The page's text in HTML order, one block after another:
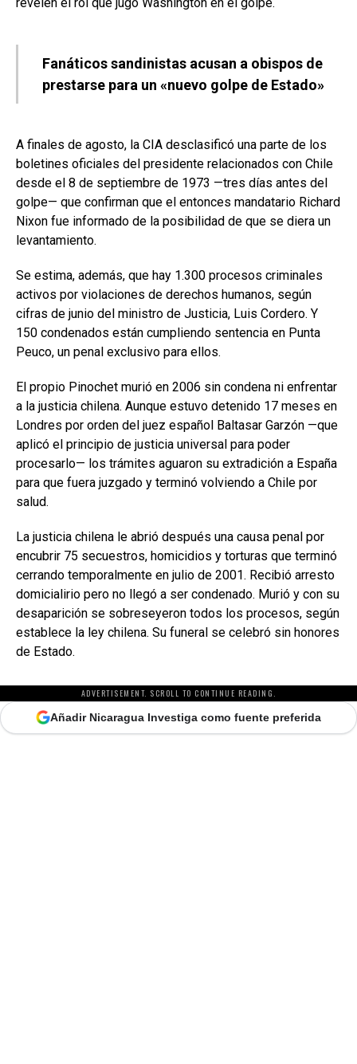
Fanáticos sandinistas acusan a obispos de
prestarse para un «nuevo golpe de Estado»
A finales de agosto, la CIA desclasificó una parte de los
boletines oficiales del presidente relacionados con Chile
desde el 8 de septiembre de 1973 —tres días antes del
golpe— que confirman que el entonces mandatario Richard
Nixon fue informado de la posibilidad de que se diera un
levantamiento.
Se estima, además, que hay 1.300 procesos criminales
activos por violaciones de derechos humanos, según
cifras de junio del ministro de Justicia, Luis Cordero. Y
150 condenados están cumpliendo sentencia en Punta
Peuco, un penal exclusivo para ellos.
El propio Pinochet murió en 2006 sin condena ni enfrentar
a la justicia chilena. Aunque estuvo detenido 17 meses en
Londres por orden del juez español Baltasar Garzón —que
aplicó el principio de justicia universal para poder
procesarlo— los trámites aguaron su extradición a España
para que fuera juzgado y terminó volviendo a Chile por
salud.
La justicia chilena le abrió después una causa penal por
encubrir 75 secuestros, homicidios y torturas que terminó
cerrando temporalmente en julio de 2001. Recibió arresto
domicialirio pero no llegó a ser condenado. Murió y con su
desaparición se sobreseyeron todos los procesos, según
establece la ley chilena. Su funeral se celebró sin honores
de Estado.
ADVERTISEMENT. SCROLL TO CONTINUE READING.
Añadir Nicaragua Investiga como fuente preferida